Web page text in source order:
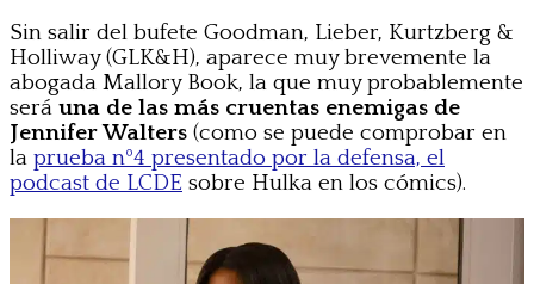
Sin salir del bufete Goodman, Lieber, Kurtzberg &
Holliway (GLK&H), aparece muy brevemente la
abogada Mallory Book, la que muy probablemente
será una de las más cruentas enemigas de
Jennifer Walters (como se puede comprobar en
la prueba nº4 presentado por la defensa, el
podcast de LCDE sobre Hulka en los cómics).